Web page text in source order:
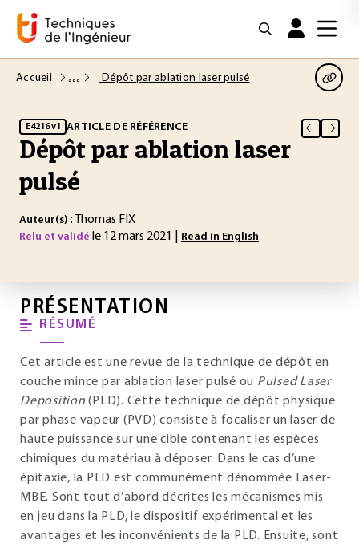
Accueil Dépôt par ablation laser pulsé
E4216 v1 ARTICLE DE RÉFÉRENCE
Dépôt par ablation laser
pulsé
Auteur(s) : Thomas FIX
Relu et validé le 12 mars 2021 | Read in English
PRÉSENTATION
RÉSUMÉ
Cet article est une revue de la technique de dépôt en
couche mince par ablation laser pulsé ou Pulsed Laser
Deposition (PLD). Cette technique de dépôt physique
par phase vapeur (PVD) consiste à focaliser un laser de
haute puissance sur une cible contenant les espèces
chimiques du matériau à déposer. Dans le cas d’une
épitaxie, la PLD est communément dénommée Laser-
MBE. Sont tout d’abord décrites les mécanismes mis
en jeu dans la PLD, le dispositif expérimental et les
avantages et les inconvénients de la PLD. Ensuite, sont